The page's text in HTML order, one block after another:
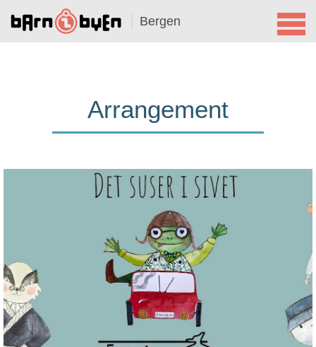
Bergen
Arrangement